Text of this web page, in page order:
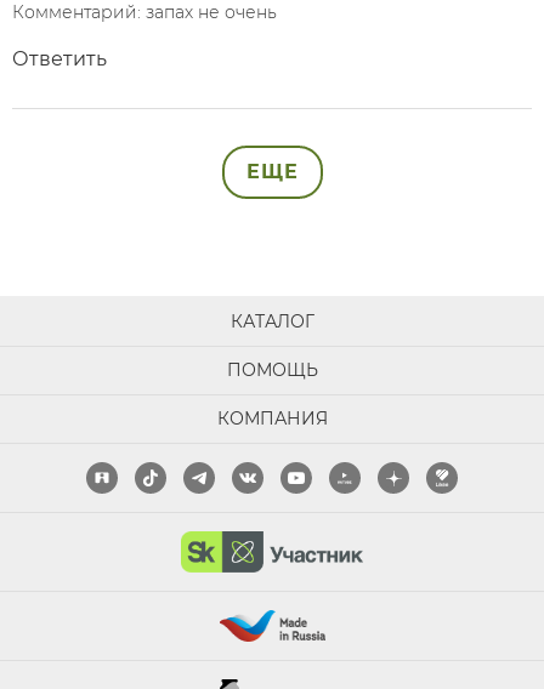
Комментарий: запах не очень
Ответить
ЕЩЕ
КАТАЛОГ
ПОМОЩЬ
КОМПАНИЯ